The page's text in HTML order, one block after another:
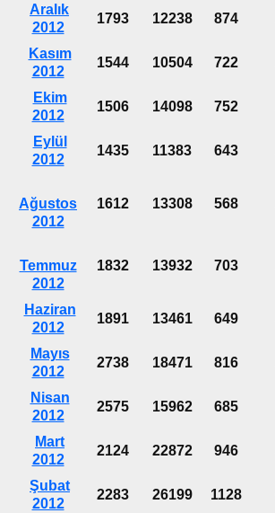
Aralık
2012
1793 12238 874
Kasım
2012
1544 10504 722
Ekim
2012
1506 14098 752
Eylül
2012
1435 11383 643
Ağustos
2012
1612 13308 568
Temmuz
2012
1832 13932 703
Haziran
2012
1891 13461 649
Mayıs
2012
2738 18471 816
Nisan
2012
2575 15962 685
Mart
2012
2124 22872 946
Şubat
2012
2283 26199 1128